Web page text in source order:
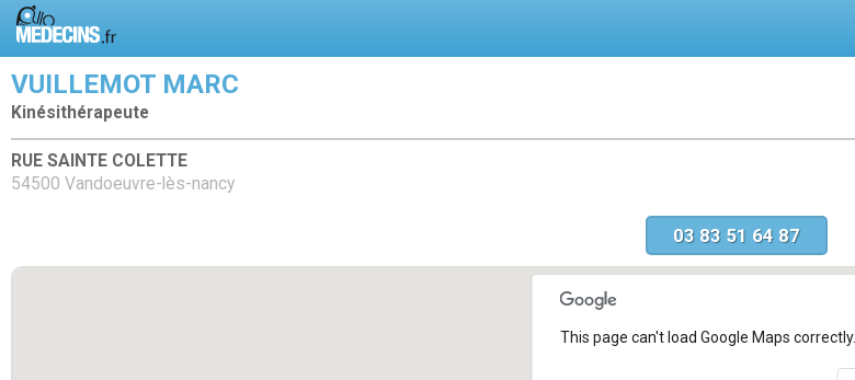
VUILLEMOT MARC
Kinésithérapeute
RUE SAINTE COLETTE
54500 Vandoeuvre-lès-nancy
03 83 51 64 87
This page can't load Google Maps correctly.